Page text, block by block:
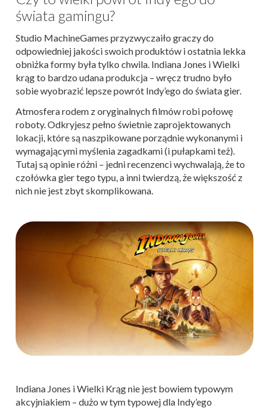
świata gamingu?
Studio MachineGames przyzwyczaiło graczy do
odpowiedniej jakości swoich produktów i ostatnia lekka
obniżka formy była tylko chwila. Indiana Jones i Wielki
krąg to bardzo udana produkcja – wręcz trudno było
sobie wyobrazić lepsze powrót Indy’ego do świata gier.
Atmosfera rodem z oryginalnych filmów robi połowę
roboty. Odkryjesz pełno świetnie zaprojektowanych
lokacji, które są naszpikowane porządnie wykonanymi i
wymagającymi myślenia zagadkami (i pułapkami też).
Tutaj są opinie różni – jedni recenzenci wychwalają, że to
czołówka gier tego typu, a inni twierdzą, że większość z
nich nie jest zbyt skomplikowana.
Indiana Jones i Wielki Krąg nie jest bowiem typowym
akcyjniakiem – dużo w tym typowej dla Indy’ego